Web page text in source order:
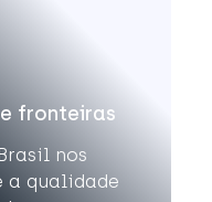
fronteiras
nos
a qualidade